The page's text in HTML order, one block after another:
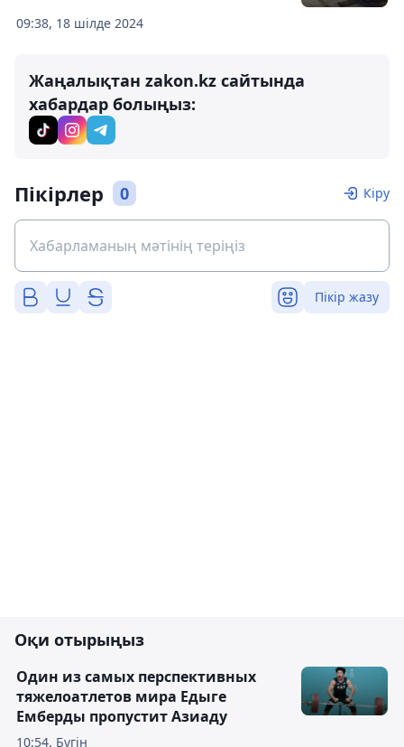
09:38, 18 шілде 2024
Жаңалықтан zakon.kz сайтында
хабардар болыңыз:
Пікірлер 0 Кіру
Пікір жазу
Оқи отырыңыз
10:54, Бүгін
Один из самых перспективных
тяжелоатлетов мира Едыге
Емберды пропустит Азиаду